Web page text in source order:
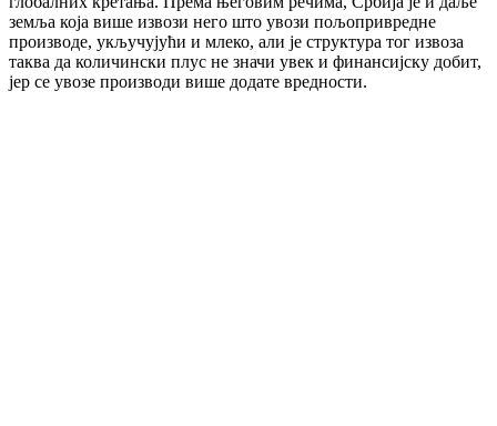
земља која више извози него што увози пољопривредне
производе, укључујући и млеко, али је структура тог извоза
таква да количински плус не значи увек и финансијску добит,
јер се увозе производи више додате вредности.